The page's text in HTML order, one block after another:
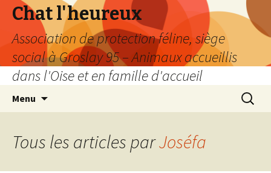
Chat l'heureux
Association de protection féline, siège
social à Groslay 95 – Animaux accueillis
dans l'Oise et en famille d'accueil
Menu
Tous les articles parJoséfa